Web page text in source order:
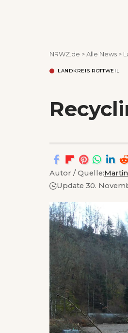
NRWZ.de >Alle News >
LANDKREIS ROTTWEIL
Autor / Quelle:
Update 30.